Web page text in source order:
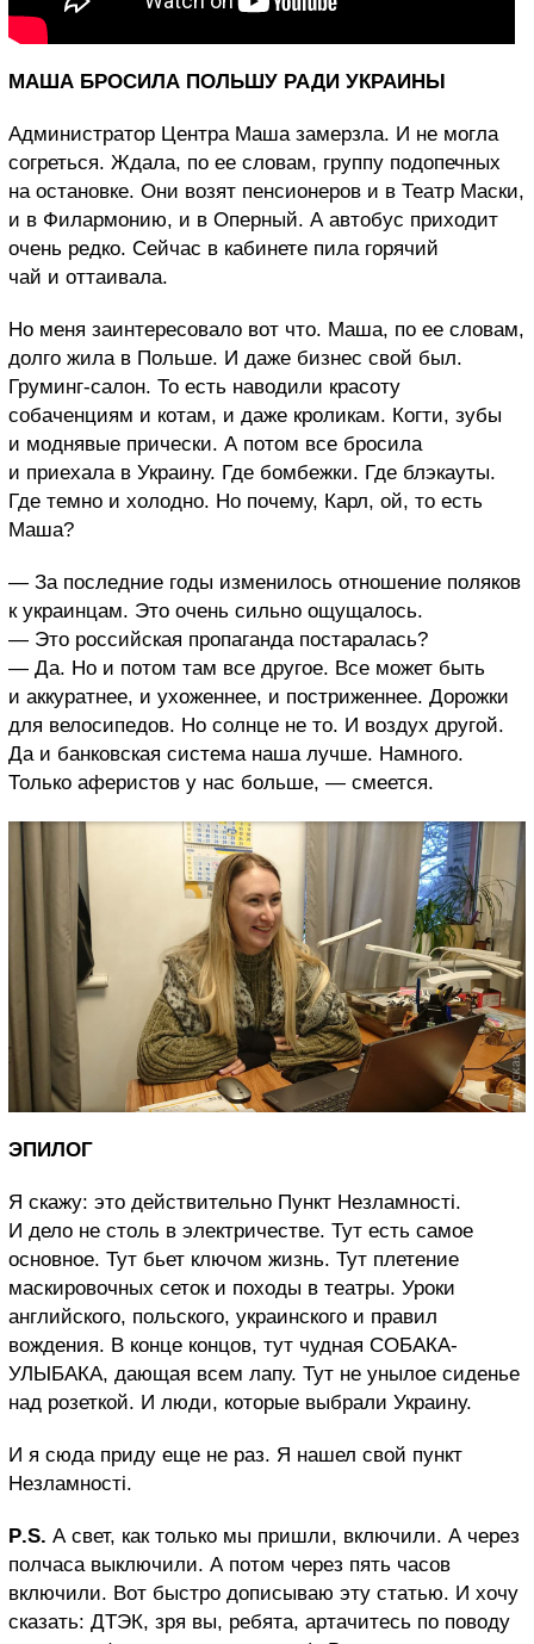
МАША БРОСИЛА ПОЛЬШУ РАДИ УКРАИНЫ
Администратор Центра Маша замерзла. И не могла
согреться. Ждала, по ее словам, группу подопечных
на остановке. Они возят пенсионеров и в Театр Маски,
и в Филармонию, и в Оперный. А автобус приходит
очень редко. Сейчас в кабинете пила горячий
чай и оттаивала.
Но меня заинтересовало вот что. Маша, по ее словам,
долго жила в Польше. И даже бизнес свой был.
Груминг-салон. То есть наводили красоту
собаченциям и котам, и даже кроликам. Когти, зубы
и моднявые прически. А потом все бросила
и приехала в Украину. Где бомбежки. Где блэкауты.
Где темно и холодно. Но почему, Карл, ой, то есть
Маша?
— За последние годы изменилось отношение поляков
к украинцам. Это очень сильно ощущалось.
— Это российская пропаганда постаралась?
— Да. Но и потом там все другое. Все может быть
и аккуратнее, и ухоженнее, и постриженнее. Дорожки
для велосипедов. Но солнце не то. И воздух другой.
Да и банковская система наша лучше. Намного.
Только аферистов у нас больше, — смеется.
ЭПИЛОГ
Я скажу: это действительно Пункт Незламності.
И дело не столь в электричестве. Тут есть самое
основное. Тут бьет ключом жизнь. Тут плетение
маскировочных сеток и походы в театры. Уроки
английского, польского, украинского и правил
вождения. В конце концов, тут чудная СОБАКА-
УЛЫБАКА, дающая всем лапу. Тут не унылое сиденье
над розеткой. И люди, которые выбрали Украину.
И я сюда приду еще не раз. Я нашел свой пункт
Незламності.
P.S. А свет, как только мы пришли, включили. А через
полчаса выключили. А потом через пять часов
включили. Вот быстро дописываю эту статью. И хочу
сказать: ДТЭК, зря вы, ребята, артачитесь по поводу